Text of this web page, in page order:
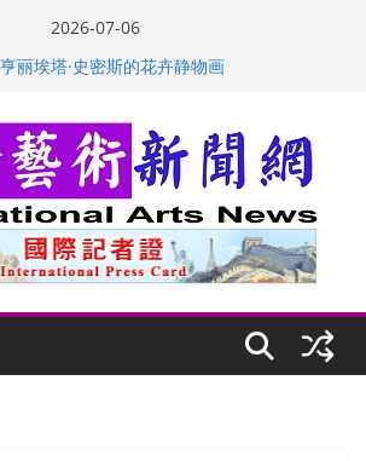
2026-07-06
一场展览 连着攀枝花的千里乡愁
丽埃塔·史密斯的花卉静物画
拉切娃的绘画：幽默和难以言喻的快乐
其乐